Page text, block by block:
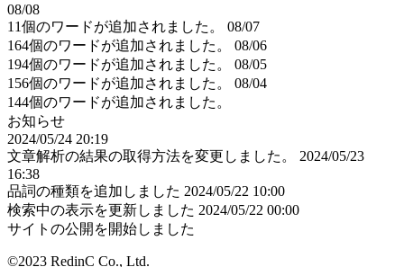
08/08
11個のワードが追加されました。
08/07
164個のワードが追加されました。
08/06
194個のワードが追加されました。
08/05
156個のワードが追加されました。
08/04
144個のワードが追加されました。
お知らせ
2024/05/24 20:19
文章解析の結果の取得方法を変更しました。
2024/05/23
16:38
品詞の種類を追加しました 2024/05/22 10:00
検索中の表示を更新しました 2024/05/22 00:00
サイトの公開を開始しました
©2023 RedinC Co., Ltd.